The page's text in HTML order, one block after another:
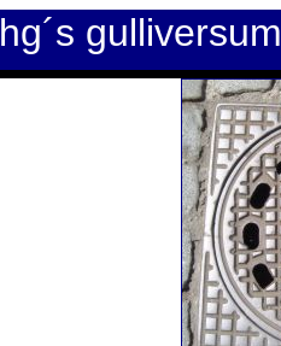
hg´s gulliversum